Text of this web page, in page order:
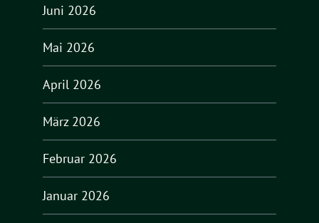
Juni 2026
Mai 2026
April 2026
März 2026
Februar 2026
Januar 2026